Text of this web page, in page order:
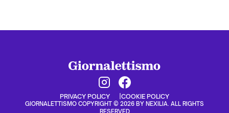
PRIVACY POLICY COOKIE POLICY
GIORNALETTISMO COPYRIGHT © 2026 BY NEXILIA. ALL RIGHTS
RESERVED